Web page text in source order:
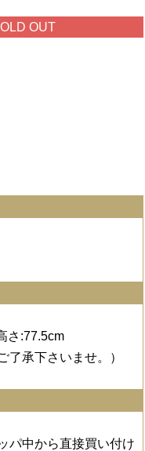
OUT
さ:77.5cm
了承下さいませ。）
パ中から直接買い付け